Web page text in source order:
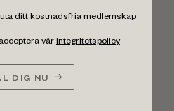
ditt kostnadsfria medlemskap
vår integritetspolicy
DIG NU
Château l'Hospitalet La Réserve Rouge